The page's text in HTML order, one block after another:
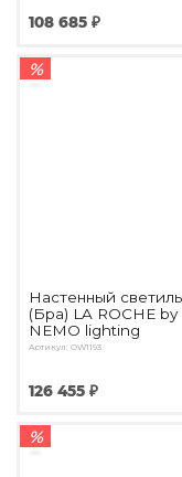
108 685 ₽
%
Настенный
(Бра) LA ROCHE by
NEMO lighting
Артикул: OW1193
126 455 ₽
%